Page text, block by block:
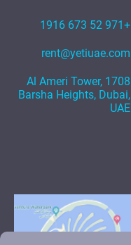
+971 52 673 1916
rent@yetiuae.com
1708 Al Ameri Tower,
Barsha Heights, Dubai,
UAE